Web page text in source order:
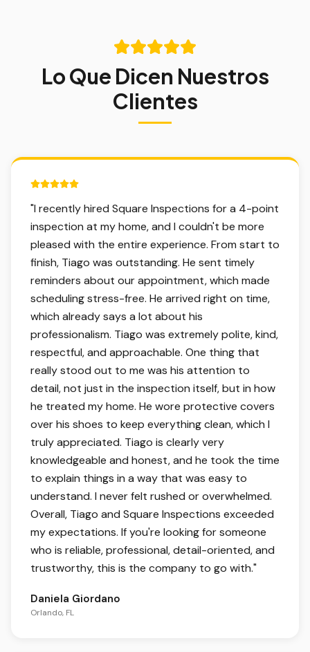
Lo Que Dicen Nuestros
Clientes
5 out of 5 stars.
"I recently hired Square Inspections for a 4-point
inspection at my home, and I couldn't be more
pleased with the entire experience. From start to
finish, Tiago was outstanding. He sent timely
reminders about our appointment, which made
scheduling stress-free. He arrived right on time,
which already says a lot about his
professionalism. Tiago was extremely polite, kind,
respectful, and approachable. One thing that
really stood out to me was his attention to
detail, not just in the inspection itself, but in how
he treated my home. He wore protective covers
over his shoes to keep everything clean, which I
truly appreciated. Tiago is clearly very
knowledgeable and honest, and he took the time
to explain things in a way that was easy to
understand. I never felt rushed or overwhelmed.
Overall, Tiago and Square Inspections exceeded
my expectations. If you're looking for someone
who is reliable, professional, detail-oriented, and
trustworthy, this is the company to go with."
Daniela Giordano
Orlando, FL